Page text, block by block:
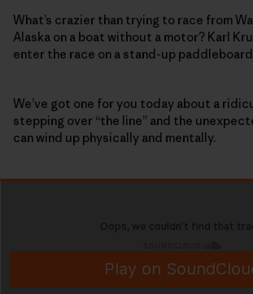
What’s crazier than trying to race from
Alaska on a boat without a motor? Karl
enter the race on a stand-up
We’ve got one for you today about a
stepping over “the line” and the
can wind up physically and mentally.